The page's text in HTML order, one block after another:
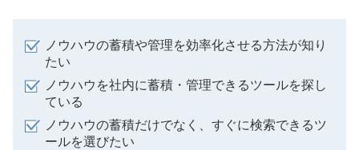
ノウハウの蓄積や管理を効率化させる方法が知り
たい
ノウハウを社内に蓄積・管理できるツールを探し
ている
ノウハウの蓄積だけでなく、すぐに検索できるツ
ールを選びたい